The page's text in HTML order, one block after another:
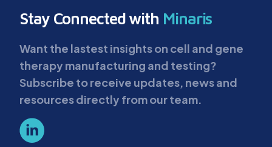
Stay Connected with Minaris
Want the lastest insights on cell and gene
therapy manufacturing and testing?
Subscribe to receive updates, news and
resources directly from our team.